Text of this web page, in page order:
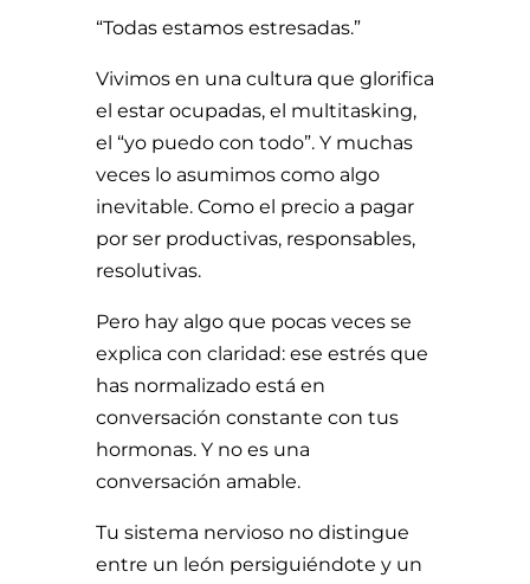
“Todas estamos estresadas.”
Vivimos en una cultura que glorifica
el estar ocupadas, el multitasking,
el “yo puedo con todo”. Y muchas
veces lo asumimos como algo
inevitable. Como el precio a pagar
por ser productivas, responsables,
resolutivas.
Pero hay algo que pocas veces se
explica con claridad: ese estrés que
has normalizado está en
conversación constante con tus
hormonas. Y no es una
conversación amable.
Tu sistema nervioso no distingue
entre un león persiguiéndote y un